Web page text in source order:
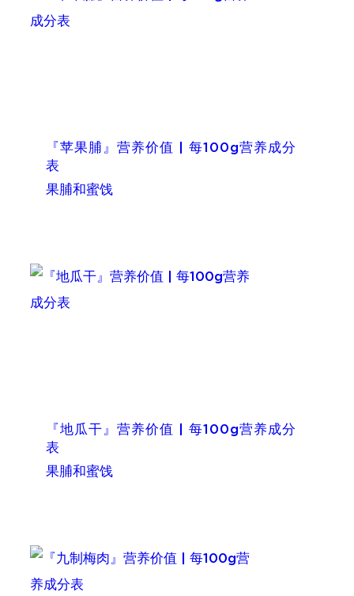
『苹果脯』营养价值 | 每100g营养成分
表
果脯和蜜饯
『地瓜干』营养价值 | 每100g营养成分
表
果脯和蜜饯